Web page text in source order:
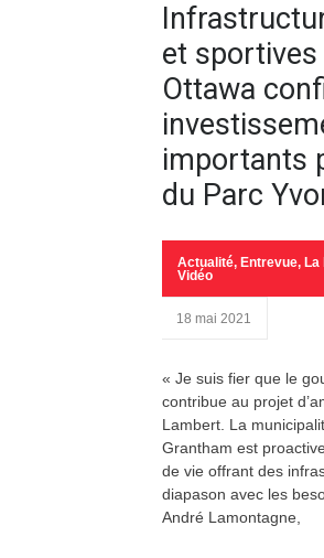
et sportives
Ottawa
importants
du Parc
Actualité, Entrevue, La
Vidéo
18 mai 2021
« Je suis fier que le
contribue au projet
Lambert. La
Grantham est
de vie offrant des
diapason avec les
André Lamontagne,